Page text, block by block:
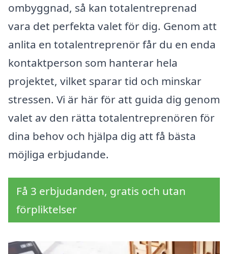
ombyggnad, så kan totalentreprenad
vara det perfekta valet för dig. Genom att
anlita en totalentreprenör får du en enda
kontaktperson som hanterar hela
projektet, vilket sparar tid och minskar
stressen. Vi är här för att guida dig genom
valet av den rätta totalentreprenören för
dina behov och hjälpa dig att få bästa
möjliga erbjudande.
Få 3 erbjudanden, gratis och utan
förpliktelser